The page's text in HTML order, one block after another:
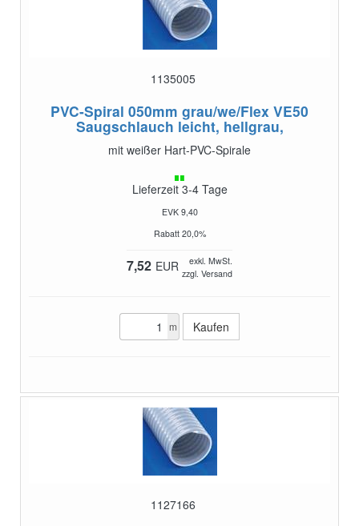
1135005
PVC-Spiral 050mm grau/we/Flex VE50
Saugschlauch leicht, hellgrau,
mit weißer Hart-PVC-Spirale
Lieferzeit 3-4 Tage
EVK 9,40
Rabatt 20,0%
7,52 EUR
exkl. MwSt.
zzgl. Versand
m
1127166